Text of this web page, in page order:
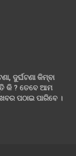
ଦୁର୍ଘଟଣା କିମ୍ବା
କି ? ତେବେ ଆମ
ପଠାଇ ପାରିବେ ।